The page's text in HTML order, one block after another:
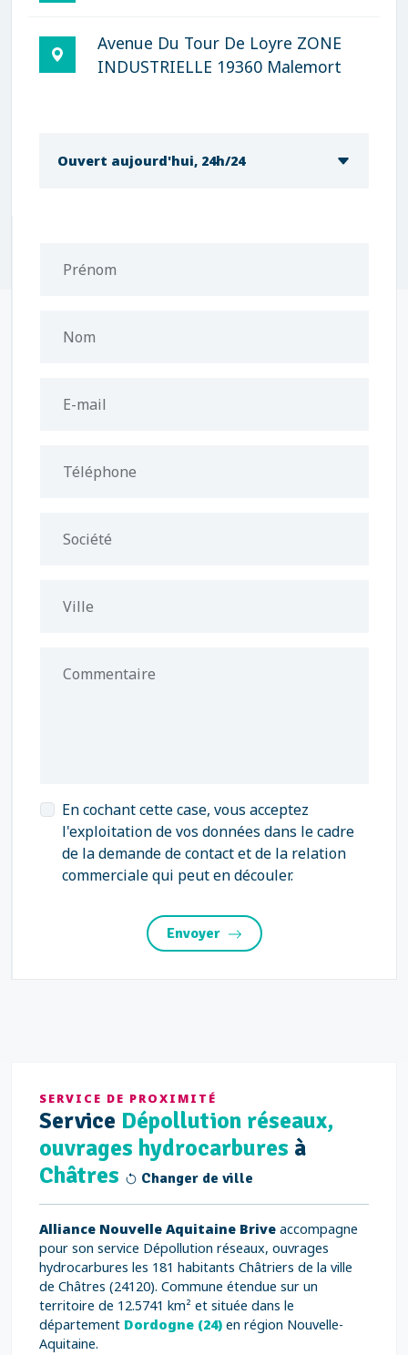
Avenue Du Tour De Loyre ZONE
INDUSTRIELLE 19360 Malemort
Ouvert aujourd'hui, 24h/24
Prénom
Nom
E-mail
Téléphone
Société
Ville
Commentaire
En cochant cette case, vous acceptez
l'exploitation de vos données dans le cadre
de la demande de contact et de la relation
commerciale qui peut en découler.
Envoyer
SERVICE DE PROXIMITÉ
Service Dépollution réseaux,
ouvrages hydrocarbures à
Châtres
Changer de ville
Alliance Nouvelle Aquitaine Brive accompagne
pour son service Dépollution réseaux, ouvrages
hydrocarbures les 181 habitants Châtriers de la ville
de Châtres (24120). Commune étendue sur un
territoire de 12.5741 km² et située dans le
département Dordogne (24) en région Nouvelle-
Aquitaine.